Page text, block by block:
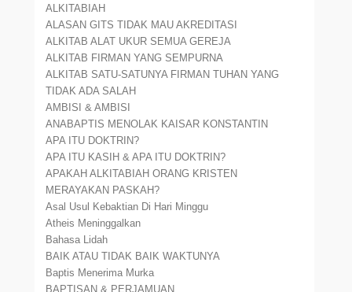
ALKITABIAH
ALASAN GITS TIDAK MAU AKREDITASI
ALKITAB ALAT UKUR SEMUA GEREJA
ALKITAB FIRMAN YANG SEMPURNA
ALKITAB SATU-SATUNYA FIRMAN TUHAN YANG
TIDAK ADA SALAH
AMBISI & AMBISI
ANABAPTIS MENOLAK KAISAR KONSTANTIN
APA ITU DOKTRIN?
APA ITU KASIH & APA ITU DOKTRIN?
APAKAH ALKITABIAH ORANG KRISTEN
MERAYAKAN PASKAH?
Asal Usul Kebaktian Di Hari Minggu
Atheis Meninggalkan
Bahasa Lidah
BAIK ATAU TIDAK BAIK WAKTUNYA
Baptis Menerima Murka
BAPTISAN & PERJAMUAN